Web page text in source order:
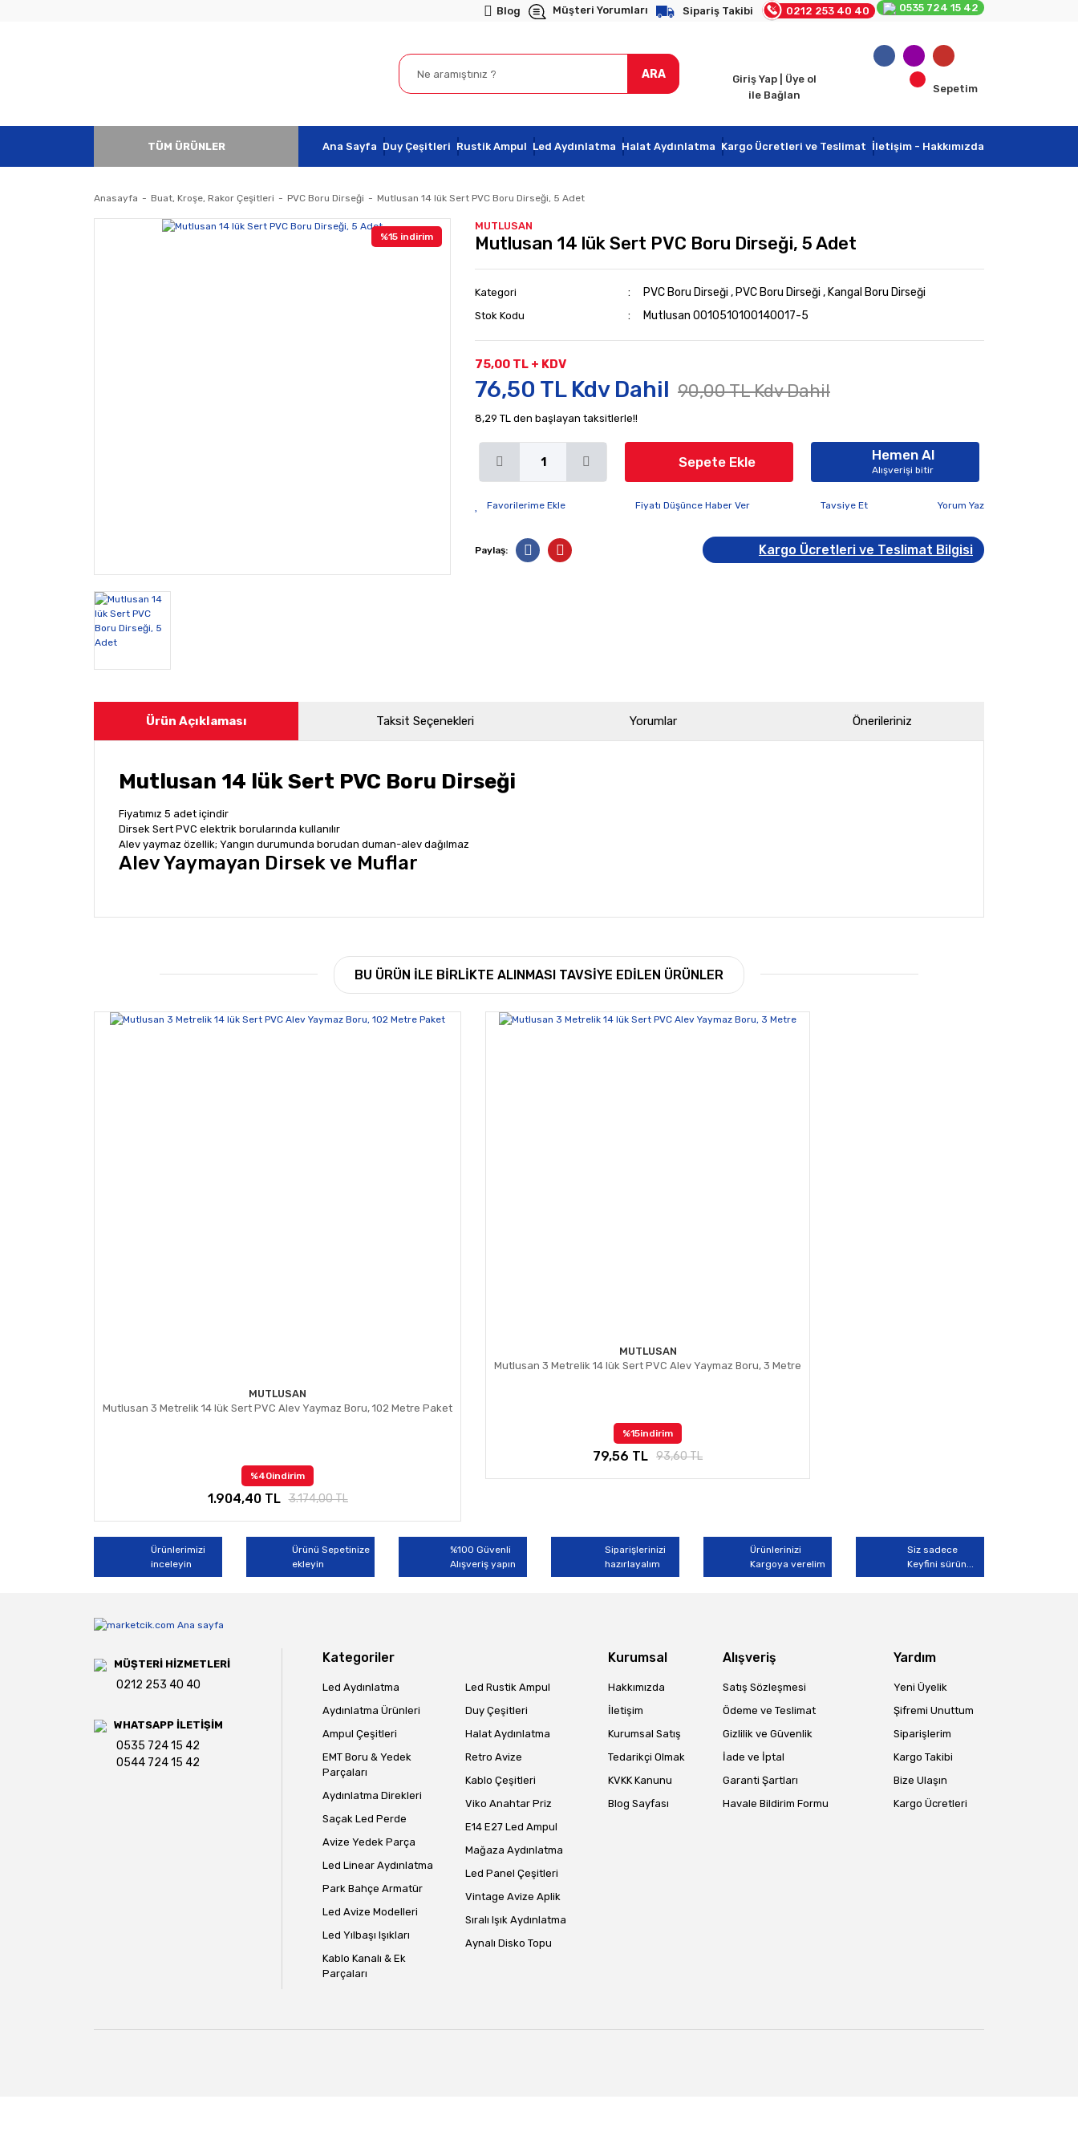
Blog Müşteri Yorumları Sipariş Takibi 0212 253 40 40 0535 724 15 42
ARA
Giriş Yap | Üye ol
ile Bağlan
Sepetim
TÜM ÜRÜNLER Ana Sayfa Duy Çeşitleri Rustik Ampul Led Aydınlatma Halat Aydınlatma Kargo Ücretleri ve Teslimat İletişim - Hakkımızda
Anasayfa Buat, Kroşe, Rakor Çeşitleri PVC Boru Dirseği Mutlusan 14 lük Sert PVC Boru Dirseği, 5 Adet
%15 indirim
MUTLUSAN
Mutlusan 14 lük Sert PVC Boru Dirseği, 5 Adet
Kategori PVC Boru Dirseği , PVC Boru Dirseği , Kangal Boru Dirseği
Stok Kodu Mutlusan 0010510100140017-5
75,00 TL + KDV
76,50 TL Kdv Dahil 90,00 TL Kdv Dahil
8,29 TL den başlayan taksitlerle!!
Sepete Ekle Hemen Al
Alışverişi bitir
Fiyatı Düşünce Haber Ver Tavsiye Et Yorum Yaz
Paylaş: Kargo Ücretleri ve Teslimat Bilgisi
Ürün Açıklaması Taksit Seçenekleri Yorumlar Önerileriniz
Mutlusan 14 lük Sert PVC Boru Dirseği
Fiyatımız 5 adet içindir
Dirsek Sert PVC elektrik borularında kullanılır
Alev yaymaz özellik; Yangın durumunda borudan duman-alev dağılmaz
Alev Yaymayan Dirsek ve Muflar
Yorum Yaz
Bu ürünün fiyat bilgisi, resim, ürün açıklamalarında ve diğer konularda yetersiz gördüğünüz noktaları öneri formunu kullanarak tarafımıza iletebilirsiniz.
Ürün resmi kalitesiz, bozuk veya görüntülenemiyor.
Ürün bilgilerinde hatalar bulunuyor.
BU ÜRÜN İLE BİRLİKTE ALINMASI TAVSİYE EDİLEN ÜRÜNLER
MUTLUSAN
Mutlusan 3 Metrelik 14 lük Sert PVC Alev Yaymaz Boru, 102 Metre Paket
%40indirim
1.904,40 TL 3.174,00 TL
MUTLUSAN
Mutlusan 3 Metrelik 14 lük Sert PVC Alev Yaymaz Boru, 3 Metre
%15indirim
79,56 TL 93,60 TL
Ürünlerimizi
inceleyin
Ürünü Sepetinize
ekleyin
%100 Güvenli
Alışveriş yapın
Siparişlerinizi
hazırlayalım
Ürünlerinizi
Kargoya verelim
Siz sadece
Keyfini sürün...
MÜŞTERİ HİZMETLERİ
0212 253 40 40
WHATSAPP İLETİŞİM
0535 724 15 42
0544 724 15 42
Kategoriler
Led Aydınlatma
Aydınlatma Ürünleri
Ampul Çeşitleri
EMT Boru & Yedek
Parçaları
Aydınlatma Direkleri
Saçak Led Perde
Avize Yedek Parça
Led Linear Aydınlatma
Park Bahçe Armatür
Led Avize Modelleri
Led Yılbaşı Işıkları
Kablo Kanalı & Ek
Parçaları
Led Rustik Ampul
Duy Çeşitleri
Halat Aydınlatma
Retro Avize
Kablo Çeşitleri
Viko Anahtar Priz
E14 E27 Led Ampul
Mağaza Aydınlatma
Led Panel Çeşitleri
Vintage Avize Aplik
Sıralı Işık Aydınlatma
Aynalı Disko Topu
Kurumsal
Hakkımızda
İletişim
Kurumsal Satış
Tedarikçi Olmak
KVKK Kanunu
Blog Sayfası
Alışveriş
Satış Sözleşmesi
Ödeme ve Teslimat
Gizlilik ve Güvenlik
İade ve İptal
Garanti Şartları
Havale Bildirim Formu
Yardım
Yeni Üyelik
Şifremi Unuttum
Siparişlerim
Kargo Takibi
Bize Ulaşın
Kargo Ücretleri